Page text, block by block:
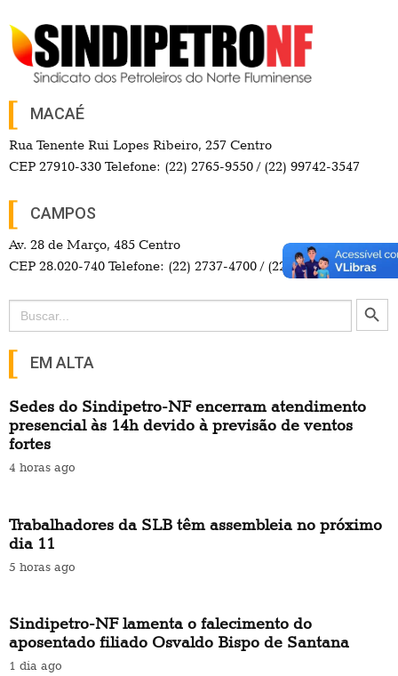
MACAÉ
Rua Tenente Rui Lopes Ribeiro, 257 Centro
CEP 27910-330 Telefone: (22) 2765-9550 / (22) 99742-3547
CAMPOS
Av. 28 de Março, 485 Centro
CEP 28.020-740 Telefone: (22) 2737-4700 / (22) 98114-3857
Search
for:
Search Button
EM ALTA
Sedes do Sindipetro-NF encerram atendimento
presencial às 14h devido à previsão de ventos
fortes
4 horas ago
Trabalhadores da SLB têm assembleia no próximo
dia 11
5 horas ago
Sindipetro-NF lamenta o falecimento do
aposentado filiado Osvaldo Bispo de Santana
1 dia ago